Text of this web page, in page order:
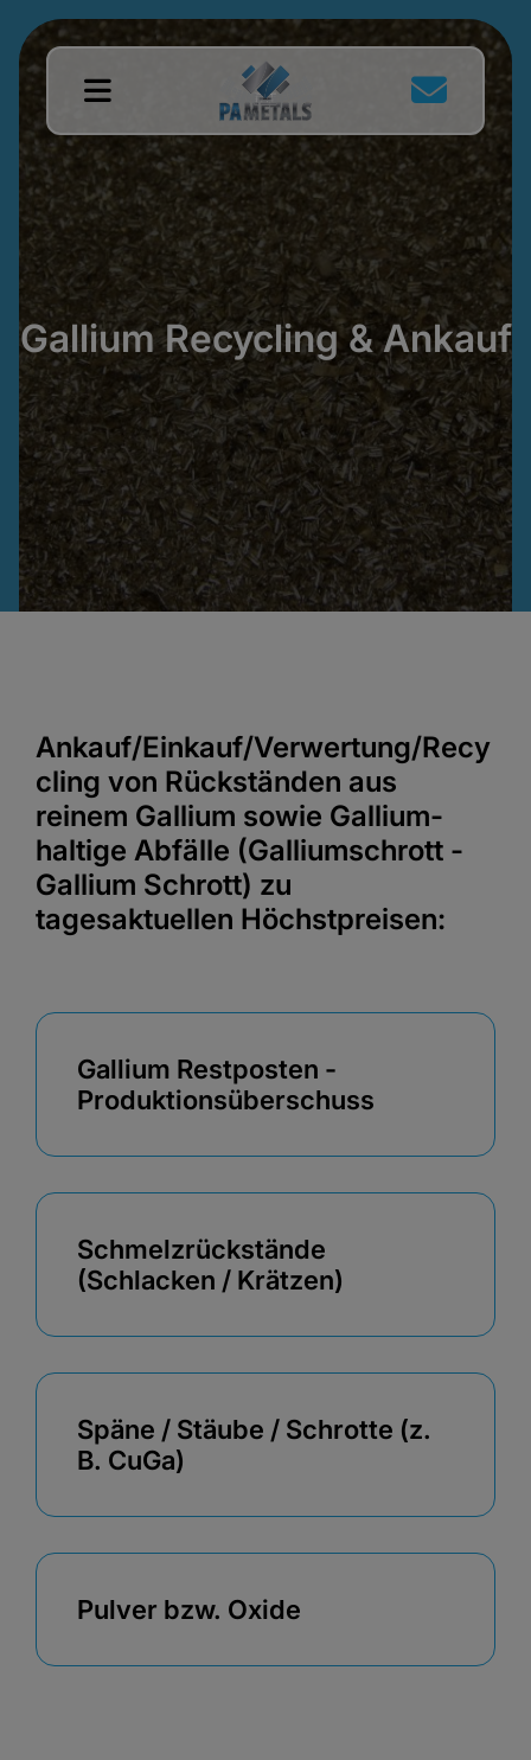
Gallium Recycling & Ankauf
Ankauf/Einkauf/Verwertung/Recy
cling von Rückständen aus
reinem Gallium sowie Gallium-
haltige Abfälle (Galliumschrott -
Gallium Schrott) zu
tagesaktuellen Höchstpreisen:
Gallium Restposten -
Produktionsüberschuss
Schmelzrückstände
(Schlacken / Krätzen)
Späne / Stäube / Schrotte (z.
B. CuGa)
Pulver bzw. Oxide